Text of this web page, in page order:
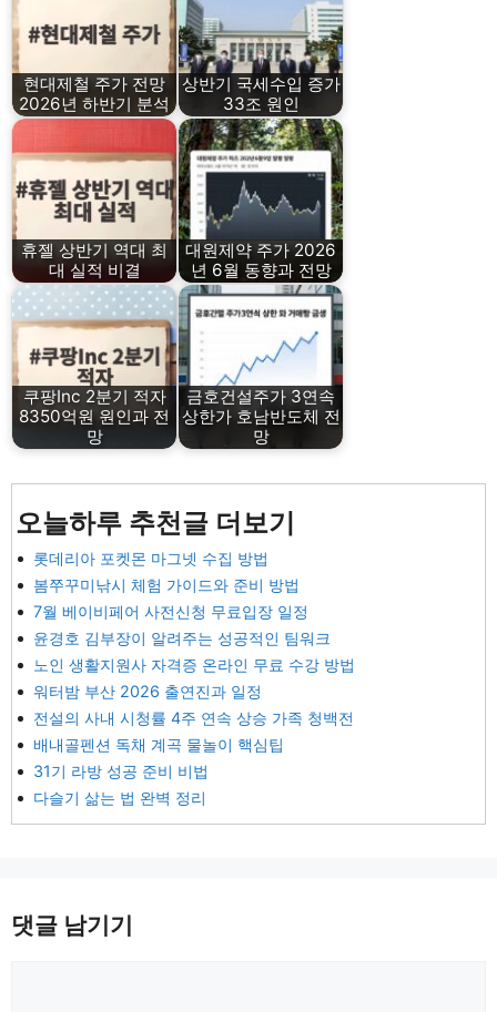
현대제철 주가 전망
2026년 하반기 분석
상반기 국세수입 증가
33조 원인
휴젤 상반기 역대 최
대 실적 비결
대원제약 주가 2026
년 6월 동향과 전망
쿠팡Inc 2분기 적자
8350억원 원인과 전
망
금호건설주가 3연속
상한가 호남반도체 전
망
오늘하루 추천글 더보기
롯데리아 포켓몬 마그넷 수집 방법
봄쭈꾸미낚시 체험 가이드와 준비 방법
7월 베이비페어 사전신청 무료입장 일정
윤경호 김부장이 알려주는 성공적인 팀워크
노인 생활지원사 자격증 온라인 무료 수강 방법
워터밤 부산 2026 출연진과 일정
전설의 사내 시청률 4주 연속 상승 가족 청백전
배내골펜션 독채 계곡 물놀이 핵심팁
31기 라방 성공 준비 비법
다슬기 삶는 법 완벽 정리
댓글 남기기